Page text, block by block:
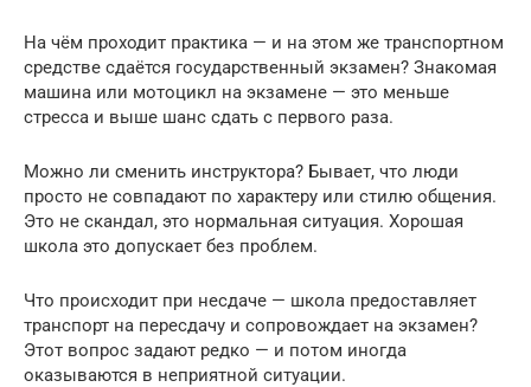
На чём проходит практика — и на этом же транспортном
средстве сдаётся государственный экзамен? Знакомая
машина или мотоцикл на экзамене — это меньше
стресса и выше шанс сдать с первого раза.
Можно ли сменить инструктора? Бывает, что люди
просто не совпадают по характеру или стилю общения.
Это не скандал, это нормальная ситуация. Хорошая
школа это допускает без проблем.
Что происходит при несдаче — школа предоставляет
транспорт на пересдачу и сопровождает на экзамен?
Этот вопрос задают редко — и потом иногда
оказываются в неприятной ситуации.